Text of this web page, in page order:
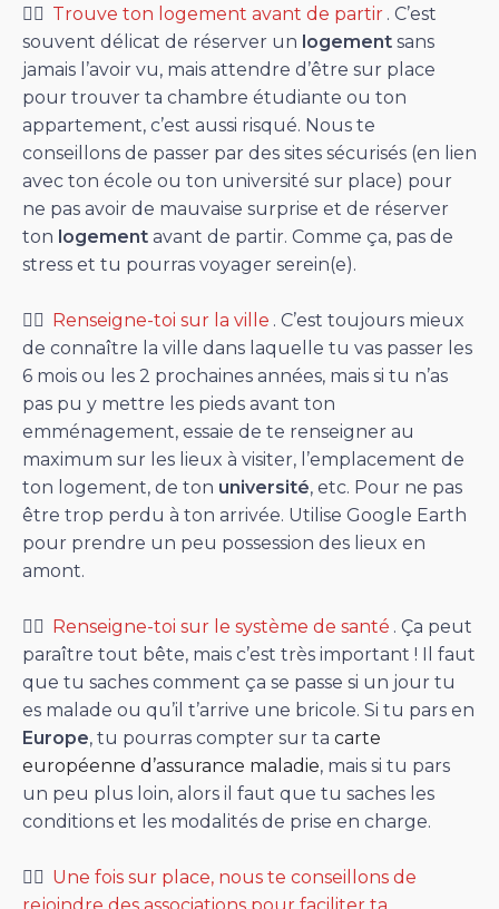
👉🏻 Trouve ton logement avant de partir . C’est
souvent délicat de réserver un logement sans
jamais l’avoir vu, mais attendre d’être sur place
pour trouver ta chambre étudiante ou ton
appartement, c’est aussi risqué. Nous te
conseillons de passer par des sites sécurisés (en lien
avec ton école ou ton université sur place) pour
ne pas avoir de mauvaise surprise et de réserver
ton logement avant de partir. Comme ça, pas de
stress et tu pourras voyager serein(e).
👉🏻 Renseigne-toi sur la ville . C’est toujours mieux
de connaître la ville dans laquelle tu vas passer les
6 mois ou les 2 prochaines années, mais si tu n’as
pas pu y mettre les pieds avant ton
emménagement, essaie de te renseigner au
maximum sur les lieux à visiter, l’emplacement de
ton logement, de ton université, etc. Pour ne pas
être trop perdu à ton arrivée. Utilise Google Earth
pour prendre un peu possession des lieux en
amont.
👉🏻 Renseigne-toi sur le système de santé . Ça peut
paraître tout bête, mais c’est très important ! Il faut
que tu saches comment ça se passe si un jour tu
es malade ou qu’il t’arrive une bricole. Si tu pars en
Europe, tu pourras compter sur ta carte
européenne d’assurance maladie, mais si tu pars
un peu plus loin, alors il faut que tu saches les
conditions et les modalités de prise en charge.
👉🏻 Une fois sur place, nous te conseillons de